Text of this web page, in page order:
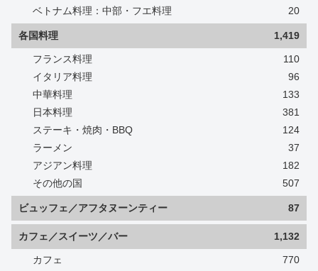
ベトナム料理：中部・フエ料理
20
各国料理 1,419
フランス料理
110
イタリア料理
96
中華料理
133
日本料理
381
ステーキ・焼肉・BBQ
124
ラーメン
37
アジアン料理
182
その他の国
507
ビュッフェ／アフタヌーンティー 87
カフェ／スイーツ／バー 1,132
カフェ
770